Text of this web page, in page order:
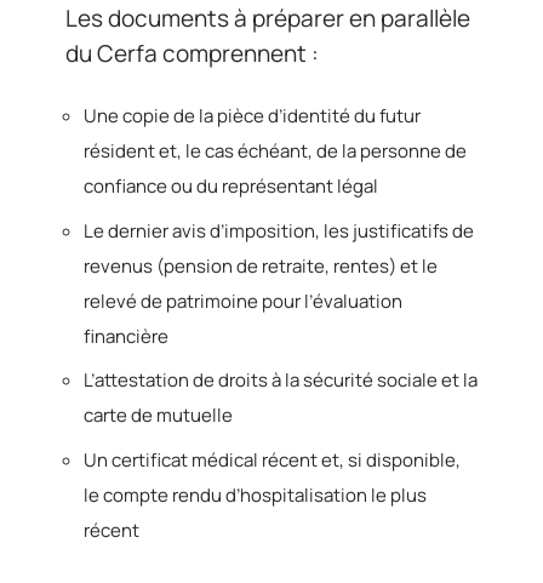
Les documents à préparer en parallèle
du Cerfa comprennent :
Une copie de la pièce d’identité du futur
résident et, le cas échéant, de la personne de
confiance ou du représentant légal
Le dernier avis d’imposition, les justificatifs de
revenus (pension de retraite, rentes) et le
relevé de patrimoine pour l’évaluation
financière
L’attestation de droits à la sécurité sociale et la
carte de mutuelle
Un certificat médical récent et, si disponible,
le compte rendu d’hospitalisation le plus
récent